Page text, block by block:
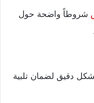
شروطاً واضحة حول
دقيق لضمان تلبية